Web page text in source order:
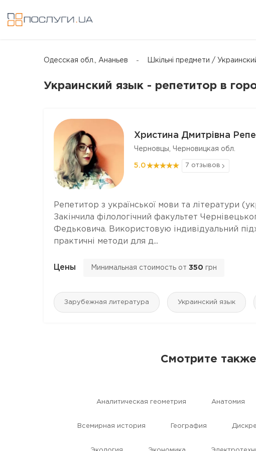
Одесская обл., Ананьев Шкільні предмети /
Украинский язык - репетитор в
Христина Дмитрівна
Черновцы, Черновицкая обл.
5.0 7 отзывов
Репетитор з української мови та літератури
Закінчила філологічний факультет
Федьковича. Використовую індивідуальний
практичні методи для д...
Цены Минимальная стоимость от 350 грн
Зарубежная литература Украинский язык
Смотрите
Aналитическая геометрия Aнатомия
Всемирная история География